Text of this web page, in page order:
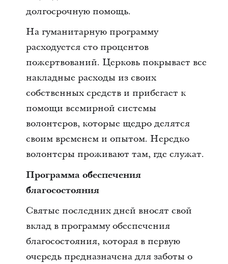
долгосрочную помощь.
На гуманитарную программу
расходуется сто процентов
пожертвований. Церковь покрывает все
накладные расходы из своих
собственных средств и прибегает к
помощи всемирной системы
волонтеров, которые щедро делятся
своим временем и опытом. Нередко
волонтеры проживают там, где служат.
Программа обеспечения
благосостояния
Святые последних дней вносят свой
вклад в программу обеспечения
благосостояния, которая в первую
очередь предназначена для заботы о